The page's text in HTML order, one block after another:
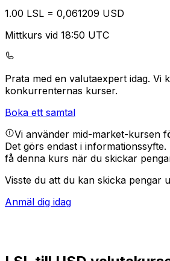
1.00 LSL = 0,061209 USD
Mittkurs vid 18:50 UTC
Prata med en valutaexpert idag. Vi
konkurrenternas kurser.
Boka ett samtal
Vi använder mid-market-kursen
Det görs endast i
få denna kurs när du skickar
Visste du att du kan skicka pengar
Anmäl dig idag